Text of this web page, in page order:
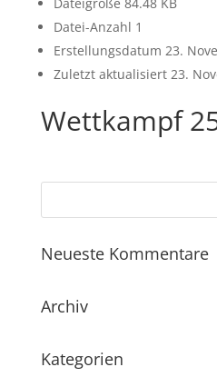
Datei-Anzahl 1
Erstellungsdatum 23.
Zuletzt aktualisiert 23.
Wettkampf
Neueste Kommentare
Archiv
Kategorien